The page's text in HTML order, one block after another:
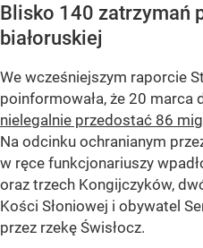
Blisko 140 zatrzymań
białoruskiej
We wcześniejszym raporcie
poinformowała, że 20 marca
nielegalnie przedostać 86
Na odcinku ochranianym
w ręce funkcjonariuszy
oraz trzech Kongijczyków,
Kości Słoniowej i obywatel
przez rzekę Świsłocz.